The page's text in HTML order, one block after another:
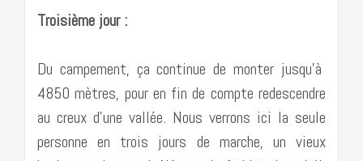
Troisième jour :
Du campement, ça continue de monter jusqu’à
4850 mètres, pour en fin de compte redescendre
au creux d’une vallée. Nous verrons ici la seule
personne en trois jours de marche, un vieux